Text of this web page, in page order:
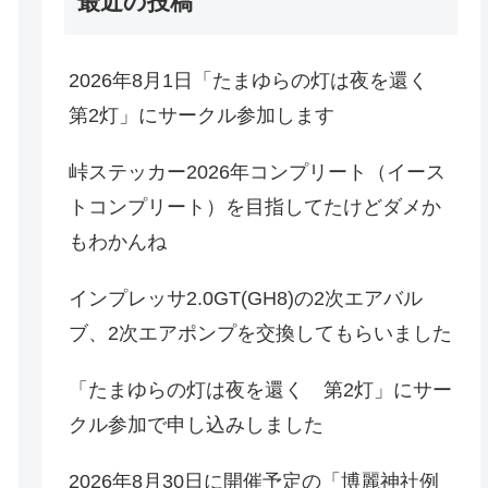
2026年8月1日「たまゆらの灯は夜を還く
第2灯」にサークル参加します
峠ステッカー2026年コンプリート（イース
トコンプリート）を目指してたけどダメか
もわかんね
インプレッサ2.0GT(GH8)の2次エアバル
ブ、2次エアポンプを交換してもらいました
「たまゆらの灯は夜を還く 第2灯」にサー
クル参加で申し込みしました
2026年8月30日に開催予定の「博麗神社例